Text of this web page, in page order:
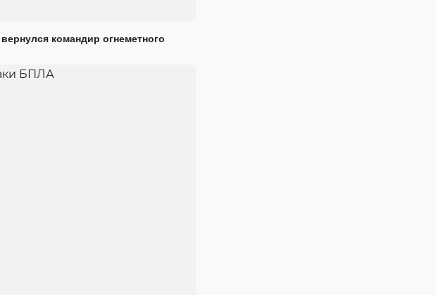
командир огнеметного